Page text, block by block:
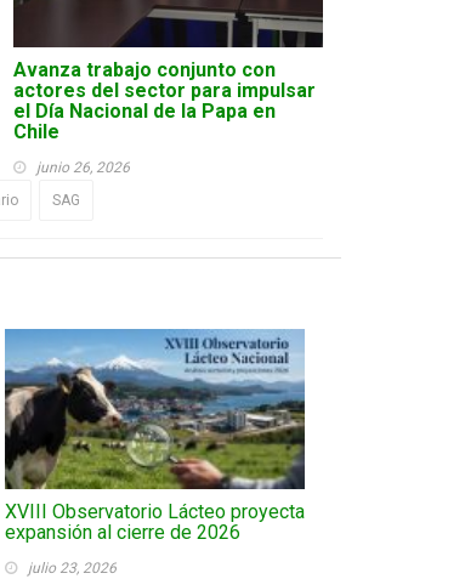
Avanza trabajo conjunto con
actores del sector para impulsar
el Día Nacional de la Papa en
Chile
junio 26, 2026
SAG
XVIII Observatorio Lácteo proyecta
expansión al cierre de 2026
julio 23, 2026